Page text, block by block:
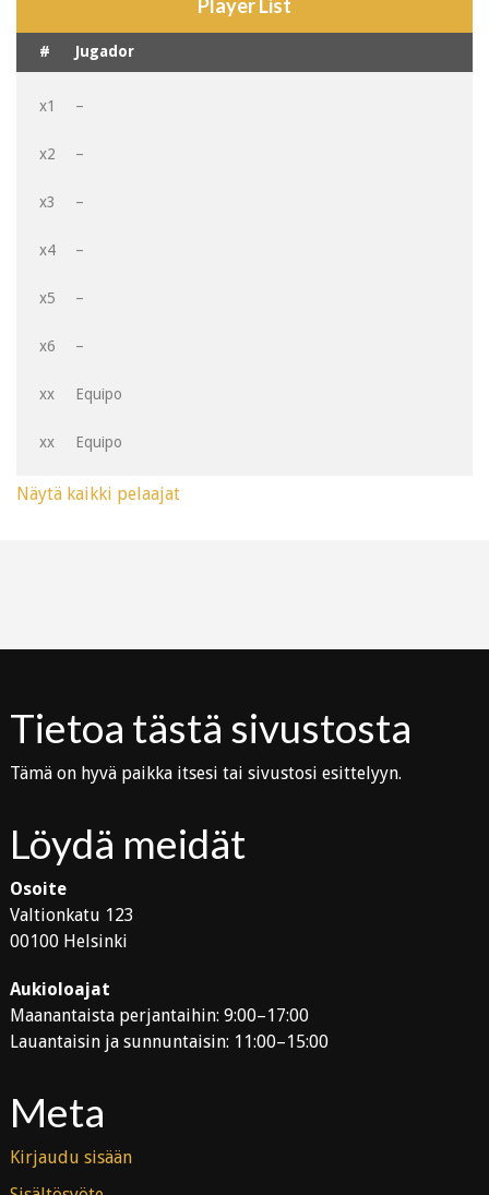
Player List
# Jugador
x1 –
x2 –
x3 –
x4 –
x5 –
x6 –
xx Equipo
xx Equipo
Näytä kaikki pelaajat
Tietoa tästä sivustosta
Tämä on hyvä paikka itsesi tai sivustosi esittelyyn.
Löydä meidät
Osoite
Valtionkatu 123
00100 Helsinki
Aukioloajat
Maanantaista perjantaihin: 9:00–17:00
Lauantaisin ja sunnuntaisin: 11:00–15:00
Meta
Kirjaudu sisään